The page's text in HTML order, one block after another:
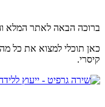
ברוכה הבאה לאתר המלא
כאן תוכלי למצוא את כל
קיסרי.